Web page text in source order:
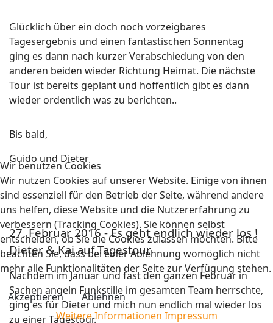
Glücklich über ein doch noch vorzeigbares
Tagesergebnis und einen fantastischen Sonnentag
ging es dann nach kurzer Verabschiedung von den
anderen beiden wieder Richtung Heimat. Die nächste
Tour ist bereits geplant und hoffentlich gibt es dann
wieder ordentlich was zu berichten..
Bis bald,
Guido und Dieter
27. Februar 2016 - Es geht endlich wieder los !
Dieter & Kai auf Tagestour
Nachdem im Januar und fast den ganzen Februar in
Sachen angeln Funkstille im gesamten Team herrschte,
ging es für Dieter und mich nun endlich mal wieder los
zu einer Tagestour.
Wir benutzen Cookies
Wir nutzen Cookies auf unserer Website. Einige von ihnen
sind essenziell für den Betrieb der Seite, während andere
uns helfen, diese Website und die Nutzererfahrung zu
verbessern (Tracking Cookies). Sie können selbst
entscheiden, ob Sie die Cookies zulassen möchten. Bitte
beachten Sie, dass bei einer Ablehnung womöglich nicht
mehr alle Funktionalitäten der Seite zur Verfügung stehen.
Akzeptieren
Ablehnen
Weitere Informationen Impressum